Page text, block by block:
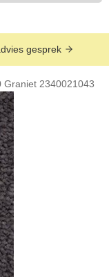
gesprek
Graniet 2340021043